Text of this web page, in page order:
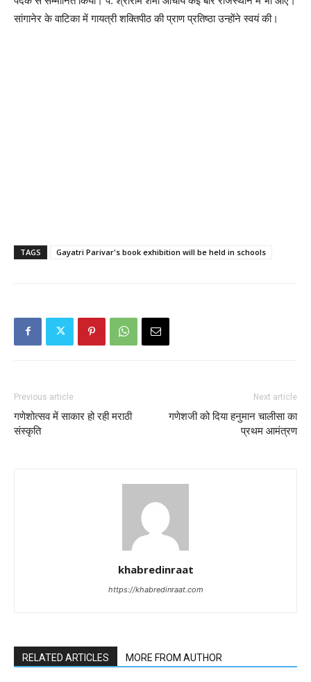
सांगानेर के वाटिका में गायत्री शक्तिपीठ की प्राण प्रतिष्ठा उन्होंने स्वयं की।
TAGS Gayatri Parivar's book exhibition will be held in schools
Previous article
गणेशोत्सव में साकार हो रही मराठी
संस्कृति
Next article
गणेशजी को दिया हनुमान चालीसा का
प्रथम आमंत्रण
khabredinraat
https://khabredinraat.com
RELATED ARTICLES MORE FROM AUTHOR